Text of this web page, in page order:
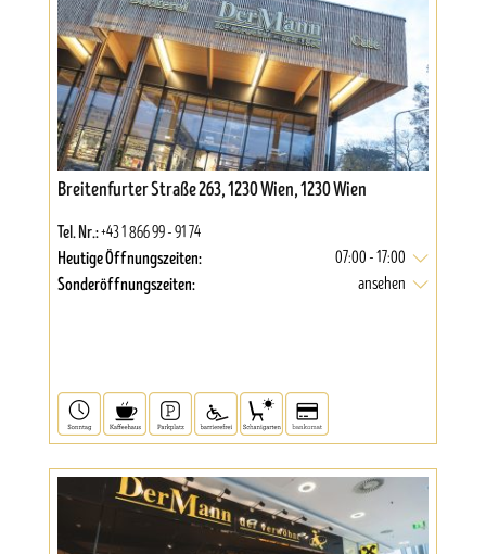
Breitenfurter Straße 263, 1230 Wien, 1230 Wien
Tel. Nr.:+43 1 866 99 - 91 74
Heutige Öffnungszeiten: 07:00 - 17:00
Sonderöffnungszeiten: ansehen